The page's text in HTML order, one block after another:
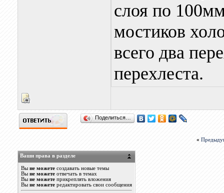
слоя по
мостиков
всего два
перехлеста.
Поделиться…
«
Ваши права в разделе
Вы не можетесоздавать новые темы
Вы не можетеотвечать в темах
Вы не можетеприкреплять вложения
Вы не можетередактировать свои сообщения